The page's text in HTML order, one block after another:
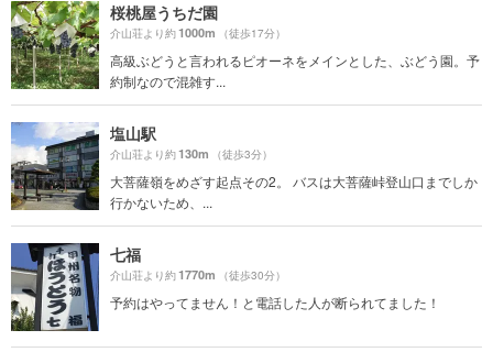
桜桃屋うちだ園
介山荘より約1000m （徒歩17分）
高級ぶどうと言われるピオーネをメインとした、ぶどう園。予
約制なので混雑す...
塩山駅
介山荘より約130m （徒歩3分）
大菩薩嶺をめざす起点その2。 バスは大菩薩峠登山口までしか
行かないため、...
七福
介山荘より約1770m （徒歩30分）
予約はやってません！と電話した人が断られてました！